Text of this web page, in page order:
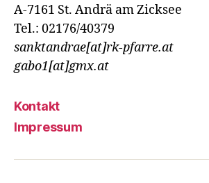
A-7161 St. Andrä am Zicksee
Tel.: 02176/40379
sanktandrae[at]rk-pfarre.at
gabo1[at]gmx.at
Kontakt
Impressum